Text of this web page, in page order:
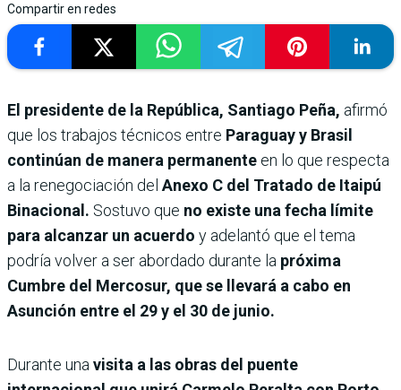
Compartir en redes
El presidente de la República, Santiago Peña, afirmó
que los trabajos técnicos entre Paraguay y Brasil
continúan de manera permanente en lo que respecta
a la renegociación del Anexo C del Tratado de Itaipú
Binacional. Sostuvo que no existe una fecha límite
para alcanzar un acuerdo y adelantó que el tema
podría volver a ser abordado durante la próxima
Cumbre del Mercosur, que se llevará a cabo en
Asunción entre el 29 y el 30 de junio.
Durante unavisita a las obras del puente